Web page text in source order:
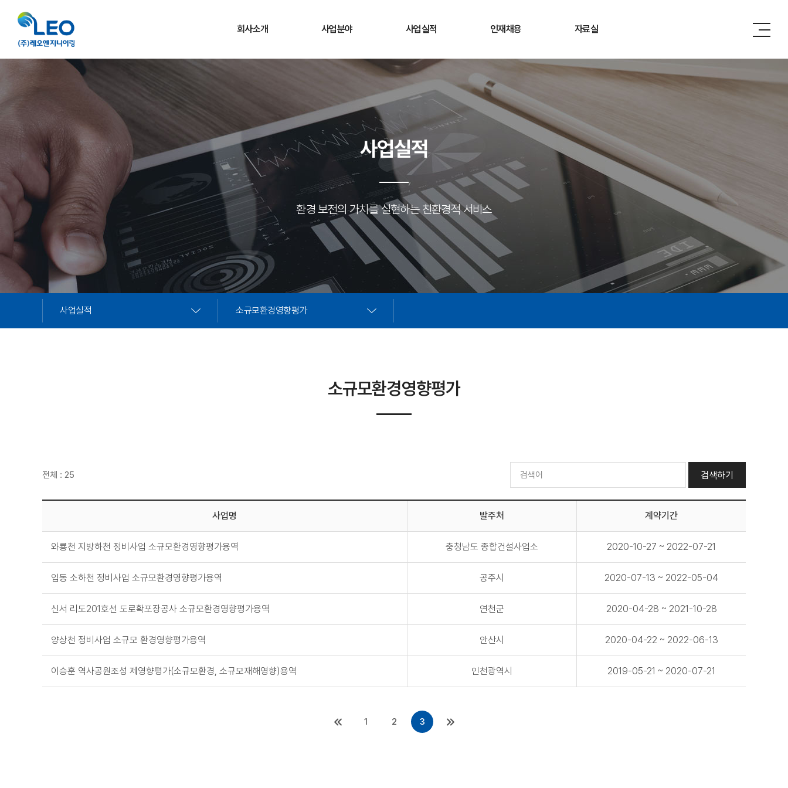
회사소개
조직도
찾아오시는 길
사업분야
환경영향평가
전략환경영향평가
소규모환경영향평가
사후환경영향조사
사업실적
전략환경영향평가
소규모환경영향평가
사후환경영향조사
인재채용
채용정보
복리후생
자료실
사내소식
사업실적
환경 보전의 가치를 실현하는 친환경적 서비스
사업실적 소규모환경영향평가
소규모환경영향평가
전체 : 25 검색하기
사업명 발주처 계약기간
와룡천 지방하천 정비사업 소규모환경영향평가용역 충청남도 종합건설사업소 2020-10-27 ~ 2022-07-21
입동 소하천 정비사업 소규모환경영향평가용역 공주시 2020-07-13 ~ 2022-05-04
신서 리도201호선 도로확포장공사 소규모환경영향평가용역 연천군 2020-04-28 ~ 2021-10-28
양상천 정비사업 소규모 환경영향평가용역 안산시 2020-04-22 ~ 2022-06-13
이승훈 역사공원조성 제영향평가(소규모환경, 소규모재해영향)용역 인천광역시 2019-05-21 ~ 2020-07-21
1 2 3